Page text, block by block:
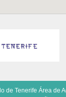
de Tenerife Área de